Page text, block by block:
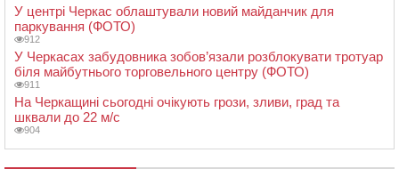
У центрі Черкас облаштували новий майданчик для
паркування (ФОТО)
912
У Черкасах забудовника зобов’язали розблокувати тротуар
біля майбутнього торговельного центру (ФОТО)
911
На Черкащині сьогодні очікують грози, зливи, град та
шквали до 22 м/с
904